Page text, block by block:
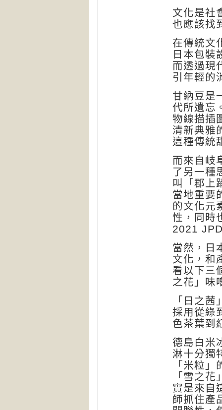
文化是社
也應該找
在傳統文
日本包裝
而透過現
引年輕的
甘納豆是
代所遺忘
物線描插
清新典雅
這種傳統
而來自岐
了另一種
叫「郡上
當地重要
的文化元
性，同時
2021
當然，日
文化，和
看以下三
之花」味
「日之
採用從綠
色茶葉到
德島白米
淋十分獨
「米粒
「雪之
實是來自
師抓住產